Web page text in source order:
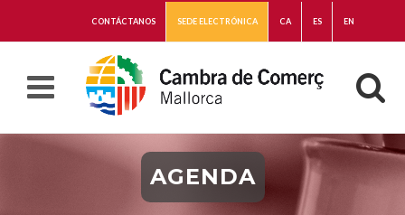
CONTÁCTANOS SEDE ELECTRÓNICA CA ES EN
AGENDA